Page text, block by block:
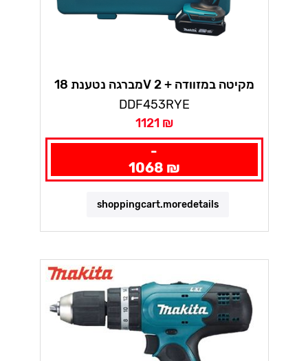
מברגה נטענת 18V מקיטה במזוודה + 2
סוללות 1.5AH ומטען מהירDDF453RYE
1121 ₪
-
1068 ₪
shoppingcart.moredetails